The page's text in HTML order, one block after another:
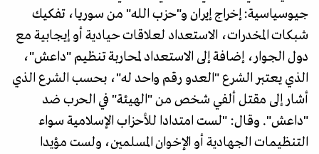
جيوسياسية: إخراج إيران و"حزب الله" من سوريا، تفكيك
شبكات المخدرات، الاستعداد لعلاقات حيادية أو إيجابية مع
دول الجوار، إضافة إلى الاستعداد لمحاربة تنظيم "داعش"،
الذي يعتبر الشرع "العدو رقم واحد له"، بحسب الشرع الذي
أشار إلى مقتل ألفي شخص من "الهيئة" في الحرب ضد
"داعش". وقال: "لست امتدادا للأحزاب الإسلامية سواء
التنظيمات الجهادية أو الإخوان المسلمين، ولست مؤيدا